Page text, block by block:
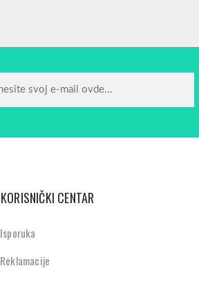
KORISNIČKI CENTAR
Isporuka
Reklamacije